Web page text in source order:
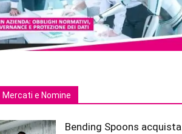
Mercati e Nomine
Bending Spoons acquista